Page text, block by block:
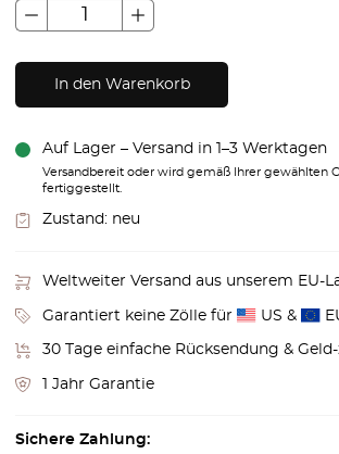
In den Warenkorb
Auf Lager – Versand in 1–3 Werktagen
Versandbereit oder wird gemäß Ihrer gewählten
fertiggestellt.
Zustand: neu
Weltweiter Versand aus unserem EU-
Garantiert keine Zölle für US &
30 Tage einfache Rücksendung &
1 Jahr Garantie
Sichere Zahlung: